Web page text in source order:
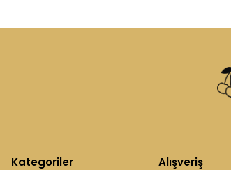
Kategoriler Alışveriş